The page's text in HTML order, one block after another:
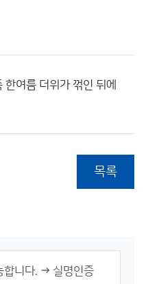
여름 더위가 꺾인 뒤에
목록